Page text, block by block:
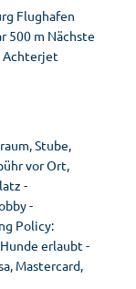
Flughafen
500 m Nächste
Achterjet
Stube,
vor Ort,
-
-
Policy:
erlaubt -
Mastercard,